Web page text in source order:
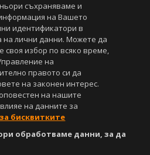
съхраняваме и
на Вашето
идентификатори в
на лични данни. Можете да
своя избор по всяко време,
на
правото си да
на законен интерес.
на нашите
на данните за
бисквитките
обработваме данни, за да